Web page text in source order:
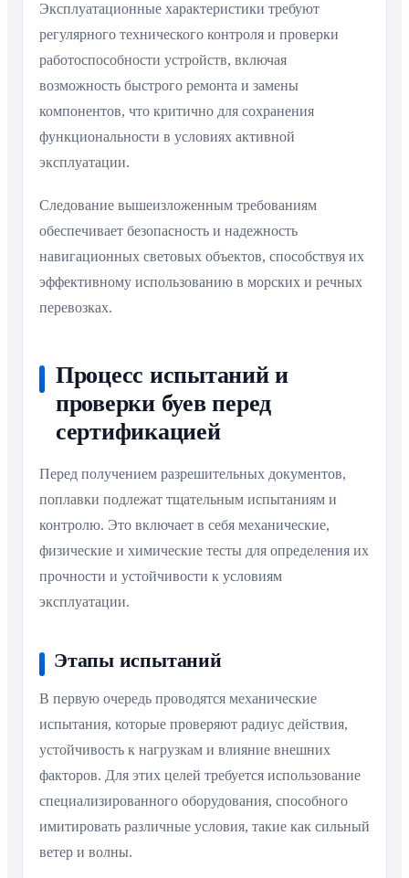
Эксплуатационные характеристики требуют
регулярного технического контроля и проверки
работоспособности устройств, включая
возможность быстрого ремонта и замены
компонентов, что критично для сохранения
функциональности в условиях активной
эксплуатации.
Следование вышеизложенным требованиям
обеспечивает безопасность и надежность
навигационных световых объектов, способствуя их
эффективному использованию в морских и речных
перевозках.
Процесс испытаний и
проверки буев перед
сертификацией
Перед получением разрешительных документов,
поплавки подлежат тщательным испытаниям и
контролю. Это включает в себя механические,
физические и химические тесты для определения их
прочности и устойчивости к условиям
эксплуатации.
Этапы испытаний
В первую очередь проводятся механические
испытания, которые проверяют радиус действия,
устойчивость к нагрузкам и влияние внешних
факторов. Для этих целей требуется использование
специализированного оборудования, способного
имитировать различные условия, такие как сильный
ветер и волны.